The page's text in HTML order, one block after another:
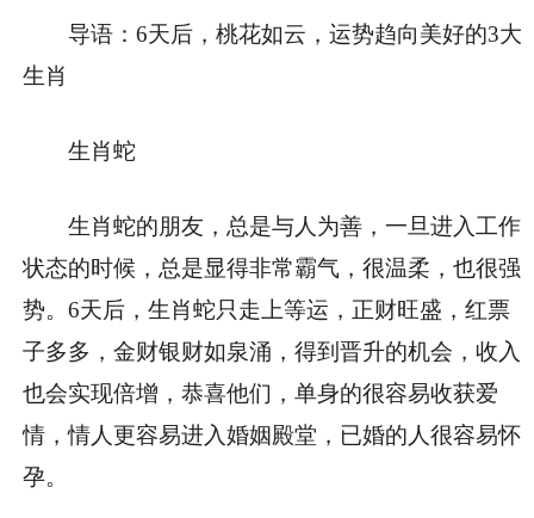
导语：6天后，桃花如云，运势趋向美好的3大
生肖
生肖蛇
生肖蛇的朋友，总是与人为善，一旦进入工作
状态的时候，总是显得非常霸气，很温柔，也很强
势。6天后，生肖蛇只走上等运，正财旺盛，红票
子多多，金财银财如泉涌，得到晋升的机会，收入
也会实现倍增，恭喜他们，单身的很容易收获爱
情，情人更容易进入婚姻殿堂，已婚的人很容易怀
孕。